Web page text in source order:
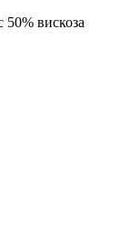
вискоза